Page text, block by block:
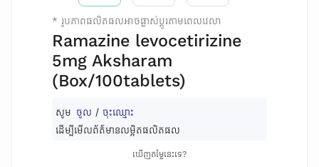
* រូបភាពផលិតផលអាចផ្លាស់ប្តូរតាមពេលវេលា
Ramazine levocetirizine
5mg Aksharam
(Box/100tablets)
សូម ចូល / ចុះឈ្មោះ
ដើម្បីមើលព័ត៌មានលម្អិតផលិតផល
ឃើញតម្លៃនេះទេ?